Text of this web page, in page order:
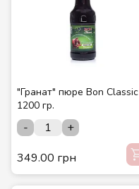
"Гранат" пюре Bon Classic
1200 гр.
-
+
349.00 грн